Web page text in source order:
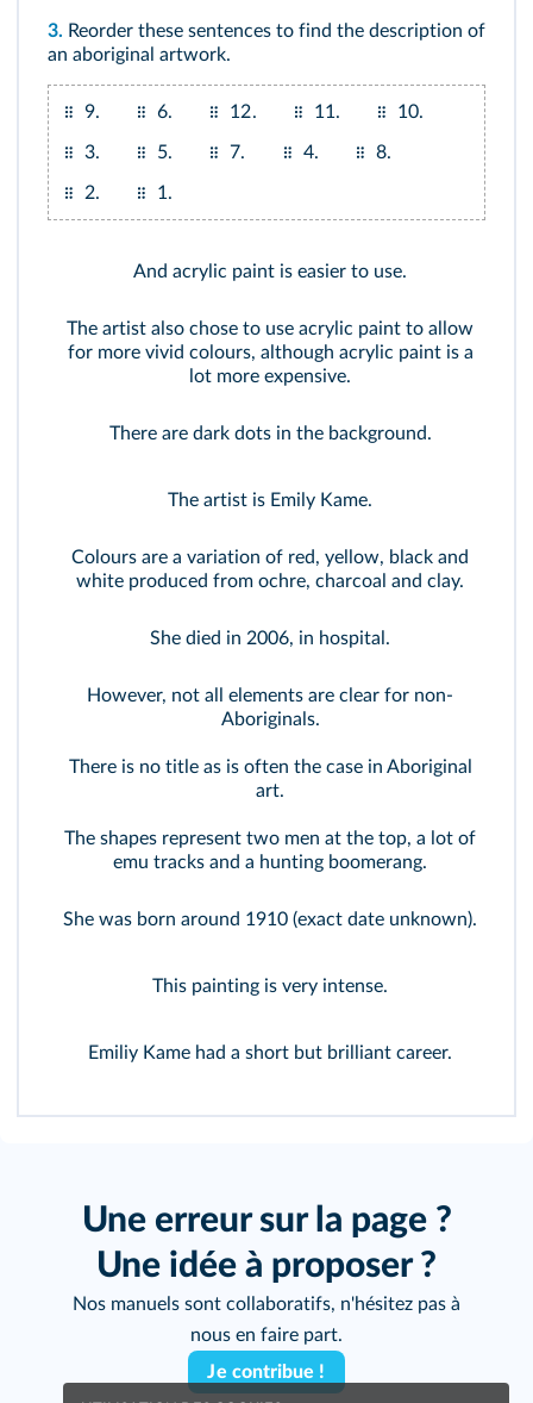
3. Reorder these sentences to find the description of
an aboriginal artwork.
9. 6. 12. 11. 10.
3. 5. 7. 4. 8.
2. 1.
And acrylic paint is easier to use.
The artist also chose to use acrylic paint to allow
for more vivid colours, although acrylic paint is a
lot more expensive.
There are dark dots in the background.
The artist is Emily Kame.
Colours are a variation of red, yellow, black and
white produced from ochre, charcoal and clay.
She died in 2006, in hospital.
However, not all elements are clear for non-
Aboriginals.
There is no title as is often the case in Aboriginal
art.
The shapes represent two men at the top, a lot of
emu tracks and a hunting boomerang.
She was born around 1910 (exact date unknown).
This painting is very intense.
Emiliy Kame had a short but brilliant career.
Une erreur sur la page ?
Une idée à proposer ?
Nos manuels sont collaboratifs, n'hésitez pas à
nous en faire part.
Je contribue !